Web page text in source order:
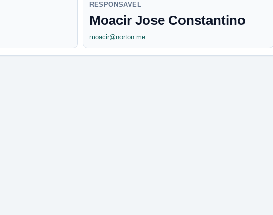
RESPONSAVEL
Moacir Jose Constantino
moacir@norton.me